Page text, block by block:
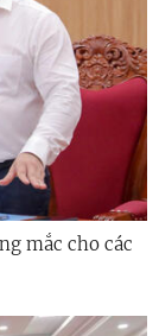
mắc cho các